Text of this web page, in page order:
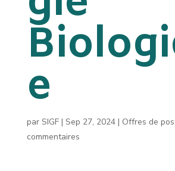
e
par SIGF| Sep 27, 2024| Offres de
commentaires